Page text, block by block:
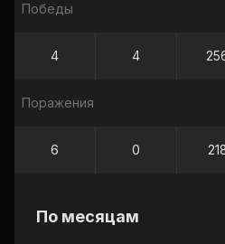
Победы
4 4
Поражения
6 0
По месяцам